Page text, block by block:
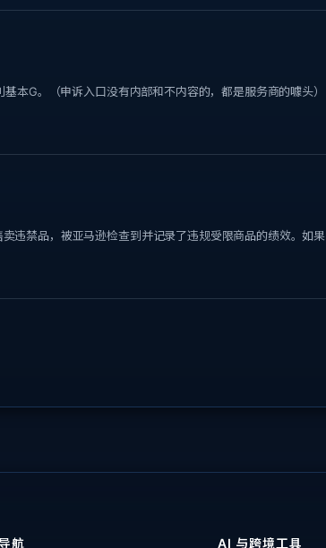
本G。（申诉入口没有内部和不内容的，都是服务商的噱头）
违禁品，被亚马逊检查到并记录了违规受限商品的绩效。如果
航 AI 与跨境工具